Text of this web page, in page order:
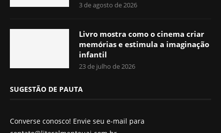
3 de agosto de 2026
Livro mostra como o cinema criar
memórias e estimula a imaginação
infantil
23 de julho de 2026
SUGESTÃO DE PAUTA
Converse conosco! Envie seu e-mail para